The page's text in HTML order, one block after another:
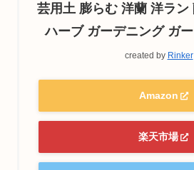
芸用土 膨らむ 洋蘭 洋ラン
ハーブ ガーデニング ガ
created by Rinker
Amazon
楽天市場